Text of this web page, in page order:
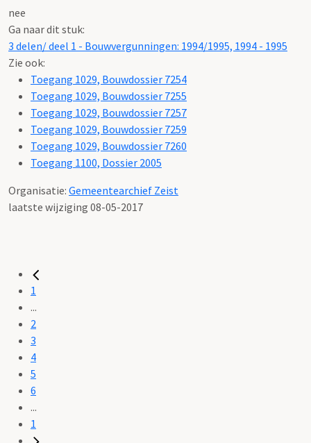
nee
Ga naar dit stuk:
3 delen/ deel 1 - Bouwvergunningen: 1994/1995, 1994 - 1995
Zie ook:
Toegang 1029, Bouwdossier 7254
Toegang 1029, Bouwdossier 7255
Toegang 1029, Bouwdossier 7257
Toegang 1029, Bouwdossier 7259
Toegang 1029, Bouwdossier 7260
Toegang 1100, Dossier 2005
Organisatie: Gemeentearchief Zeist
laatste wijziging 08-05-2017
1
...
2
3
4
5
6
...
1